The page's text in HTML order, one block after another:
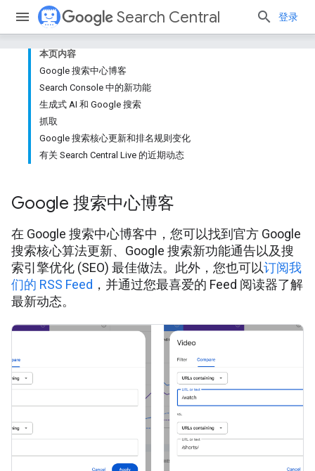
Search Central 登录
本页内容
Google 搜索中心博客
Search Console 中的新功能
生成式 AI 和 Google 搜索
抓取
Google 搜索核心更新和排名规则变化
有关 Search Central Live 的近期动态
Google 搜索中心博客
在 Google 搜索中心博客中，您可以找到官方 Google
搜索核心算法更新、Google 搜索新功能通告以及搜
索引擎优化 (SEO) 最佳做法。此外，您也可以订阅我
们的 RSS Feed ，并通过您最喜爱的 Feed 阅读器了解
最新动态。